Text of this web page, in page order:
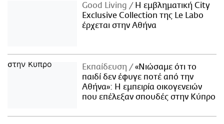
Good Living
Η εμβληματική City
Exclusive Collection της Le Labo
έρχεται στην Αθήνα
Εκπαίδευση
«Νιώσαμε ότι το
παιδί δεν έφυγε ποτέ από την
Αθήνα»: Η εμπειρία οικογενειών
που επέλεξαν σπουδές στην Κύπρο